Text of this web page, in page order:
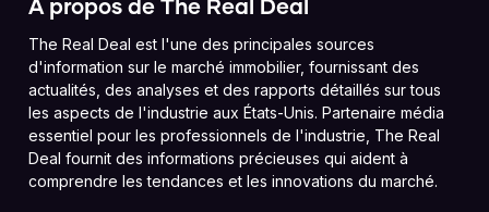
À propos de The Real Deal
The Real Deal est l'une des principales sources
d'information sur le marché immobilier, fournissant des
actualités, des analyses et des rapports détaillés sur tous
les aspects de l'industrie aux États-Unis. Partenaire média
essentiel pour les professionnels de l'industrie, The Real
Deal fournit des informations précieuses qui aident à
comprendre les tendances et les innovations du marché.